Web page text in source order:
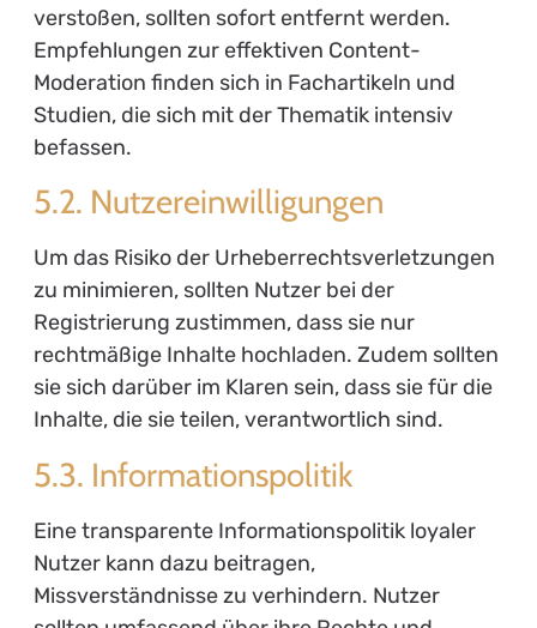
verstoßen, sollten sofort entfernt werden.
Empfehlungen zur effektiven Content-
Moderation finden sich in Fachartikeln und
Studien, die sich mit der Thematik intensiv
befassen.
5.2. Nutzereinwilligungen
Um das Risiko der Urheberrechtsverletzungen
zu minimieren, sollten Nutzer bei der
Registrierung zustimmen, dass sie nur
rechtmäßige Inhalte hochladen. Zudem sollten
sie sich darüber im Klaren sein, dass sie für die
Inhalte, die sie teilen, verantwortlich sind.
5.3. Informationspolitik
Eine transparente Informationspolitik loyaler
Nutzer kann dazu beitragen,
Missverständnisse zu verhindern. Nutzer